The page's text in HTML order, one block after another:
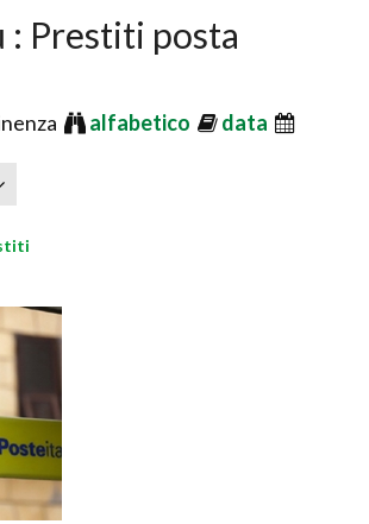
: Prestiti posta
alfabetico data